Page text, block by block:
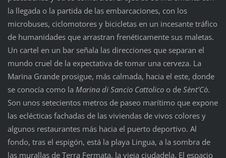
la llegada o la partida de las embarcaciones, con los
microbuses, ciclomotores y bicicletas en un incesante tráfico
de humanidades que arrastran frenéticamente sus maletas.
Un cartel en un bar señala las direcciones que separan el
mundo cruel de la expectativa de tomar una cerveza. La
Marina Grande prosigue, más calmada, hacia el este, donde
se conocía como la Marina di Sancio Cattolicoo de Sènt’Cò.
Son unos setecientos metros de paseo marítimo que expone
las eclécticas fachadas de las viviendas de vivos colores y
algunos restaurantes más hacia el puerto deportivo. Al
fondo, tras el espigón, está la playa Lingua, a la sombra de
las murallas de Terra Fermata, la vieja ciudadela. El espacio